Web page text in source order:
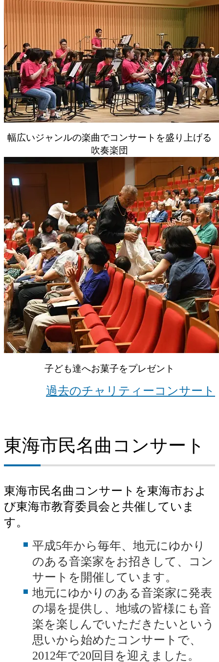
幅広いジャンルの楽曲でコンサートを盛り上げる
吹奏楽団
子ども達へお菓子をプレゼント
過去のチャリティーコンサート
東海市民名曲コンサート
東海市民名曲コンサートを東海市およ
び東海市教育委員会と共催していま
す。
平成5年から毎年、地元にゆかり
のある音楽家をお招きして、コン
サートを開催しています。
地元にゆかりのある音楽家に発表
の場を提供し、地域の皆様にも音
楽を楽しんでいただきたいという
思いから始めたコンサートで、
2012年で20回目を迎えました。